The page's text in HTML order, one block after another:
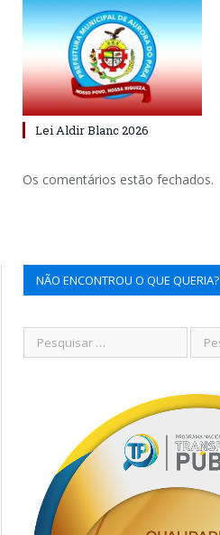
Lei Aldir Blanc 2026
Os comentários estão fechados.
NÃO ENCONTROU O QUE QUERIA?